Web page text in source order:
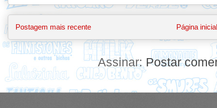
Postagem mais recente Página inicial
Assinar: Postar